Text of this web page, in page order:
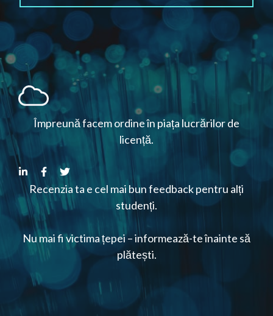
Împreună facem ordine în piața lucrărilor de
licență.
Recenzia ta e cel mai bun feedback pentru alți
studenți.
Nu mai fi victima țepei – informează-te înainte să
plătești.